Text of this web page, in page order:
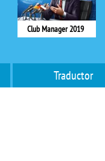
Club Manager 2019
Traductor